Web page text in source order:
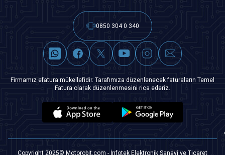
0850 304 0 340
Firmamız efatura mükellefidir. Tarafımıza düzenlenecek faturaların Temel
Fatura olarak düzenlenmesini rica ederiz.
Copyright 2025© Motorobit.com - İnfotek Elektronik Sanayi ve Ticaret